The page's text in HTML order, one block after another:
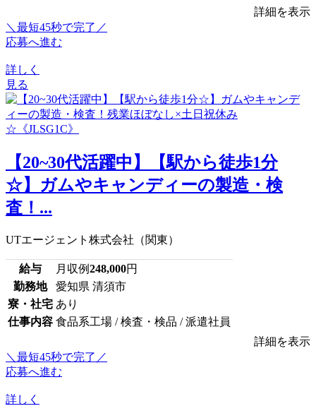
詳細を表示
＼最短45秒で完了／
応募へ進む
詳しく
見る
【20~30代活躍中】【駅から徒歩1分
☆】ガムやキャンディーの製造・検
査！...
UTエージェント株式会社（関東）
給与 月収例248,000円
勤務地
愛知県 清須市
寮・社宅 あり
仕事内容 食品系工場 / 検査・検品 / 派遣社員
詳細を表示
＼最短45秒で完了／
応募へ進む
詳しく